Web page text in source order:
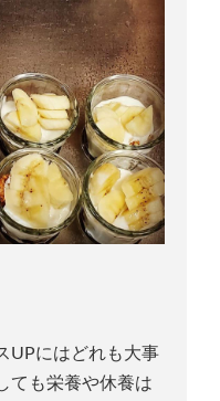
UPにはどれも大事
ても栄養や休養は